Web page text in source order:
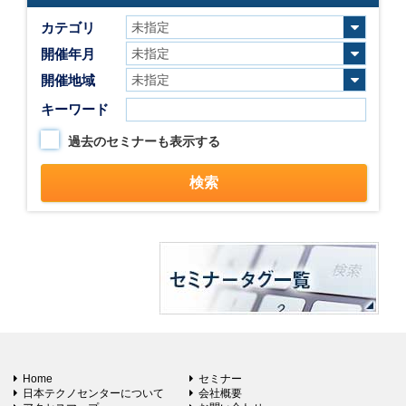
カテゴリ
開催年月
開催地域
キーワード
過去のセミナーも表示する
Home
セミナー
日本テクノセンターについて
会社概要